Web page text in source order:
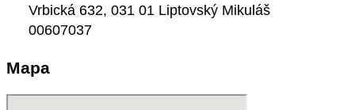
Vrbická 632, 031 01 Liptovský Mikuláš
00607037
Mapa